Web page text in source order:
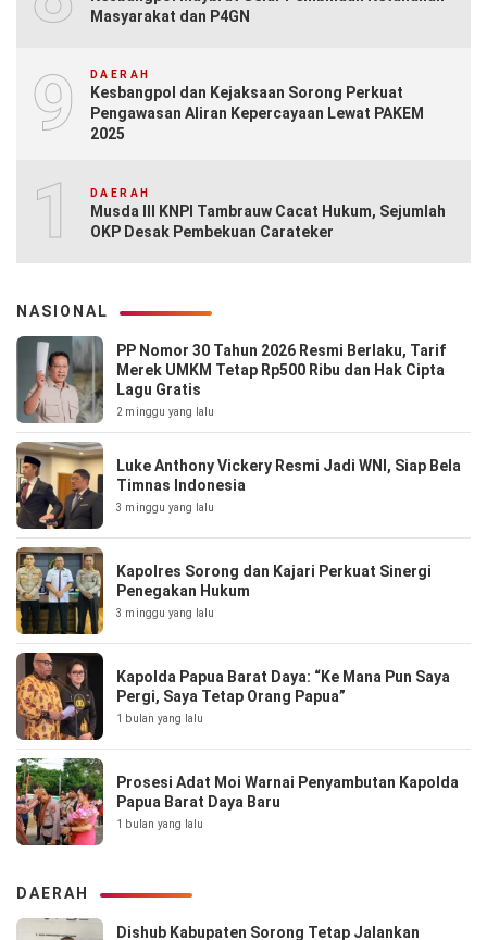
Masyarakat dan P4GN
9 DAERAH
Kesbangpol dan Kejaksaan Sorong Perkuat
Pengawasan Aliran Kepercayaan Lewat PAKEM
2025
10DAERAH
Musda III KNPI Tambrauw Cacat Hukum, Sejumlah
OKP Desak Pembekuan Carateker
NASIONAL
PP Nomor 30 Tahun 2026 Resmi Berlaku, Tarif
Merek UMKM Tetap Rp500 Ribu dan Hak Cipta
Lagu Gratis
2 minggu yang lalu
Luke Anthony Vickery Resmi Jadi WNI, Siap Bela
Timnas Indonesia
3 minggu yang lalu
Kapolres Sorong dan Kajari Perkuat Sinergi
Penegakan Hukum
3 minggu yang lalu
Kapolda Papua Barat Daya: “Ke Mana Pun Saya
Pergi, Saya Tetap Orang Papua”
1 bulan yang lalu
Prosesi Adat Moi Warnai Penyambutan Kapolda
Papua Barat Daya Baru
1 bulan yang lalu
DAERAH
Dishub Kabupaten Sorong Tetap Jalankan